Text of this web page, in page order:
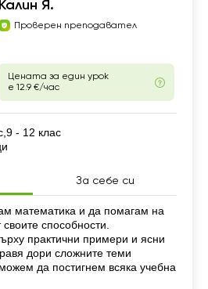
Калин Я.
Проверен преподавател
Цената за един урок
е 12.9 €/час
9 - 12 клас
За себе си
математика и да помагам на
способности.
практични примери и ясни
дори сложните теми
да постигнем всяка учебна